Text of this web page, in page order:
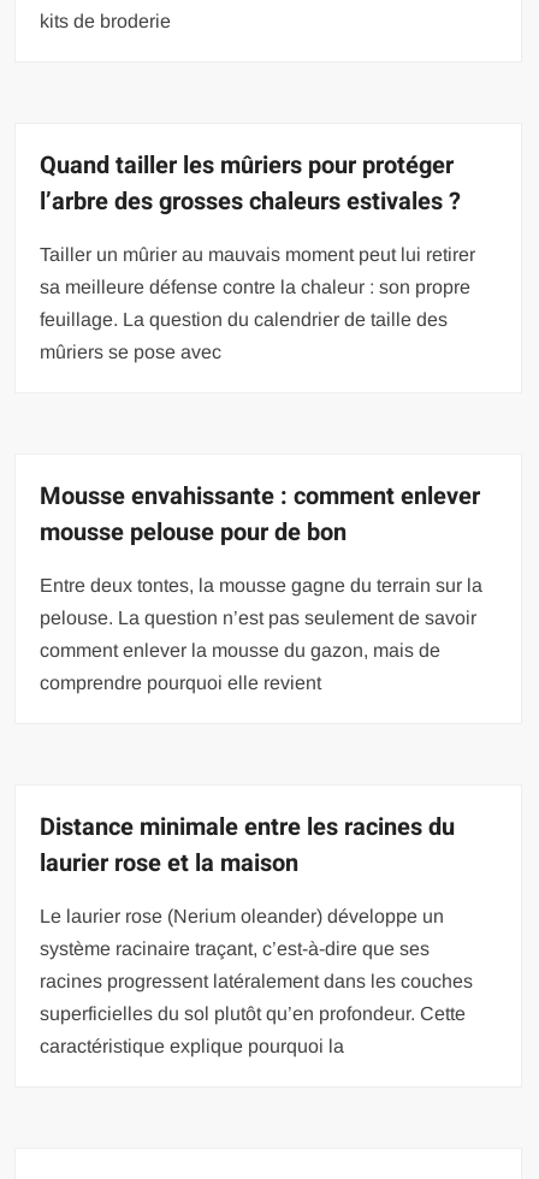
kits de broderie
Quand tailler les mûriers pour protéger
l’arbre des grosses chaleurs estivales ?
Tailler un mûrier au mauvais moment peut lui retirer
sa meilleure défense contre la chaleur : son propre
feuillage. La question du calendrier de taille des
mûriers se pose avec
Mousse envahissante : comment enlever
mousse pelouse pour de bon
Entre deux tontes, la mousse gagne du terrain sur la
pelouse. La question n’est pas seulement de savoir
comment enlever la mousse du gazon, mais de
comprendre pourquoi elle revient
Distance minimale entre les racines du
laurier rose et la maison
Le laurier rose (Nerium oleander) développe un
système racinaire traçant, c’est-à-dire que ses
racines progressent latéralement dans les couches
superficielles du sol plutôt qu’en profondeur. Cette
caractéristique explique pourquoi la